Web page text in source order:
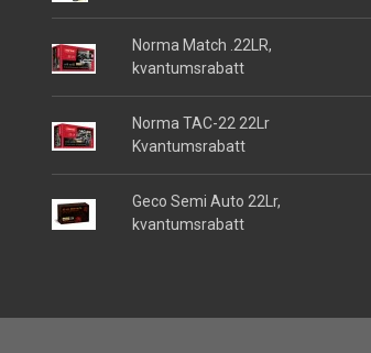
Norma Match .22LR,
kvantumsrabatt
Norma TAC-22 22Lr
Kvantumsrabatt
Geco Semi Auto 22Lr,
kvantumsrabatt